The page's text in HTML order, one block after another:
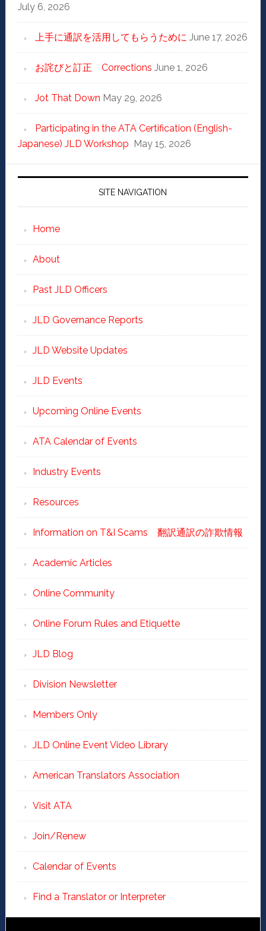
July 6, 2026
上手に通訳を活用してもらうために June 17, 2026
お詫びと訂正 Corrections June 1, 2026
Jot That Down May 29, 2026
Participating in the ATA Certification (English-
Japanese) JLD Workshop
May 15, 2026
SITE NAVIGATION
Home
About
Past JLD Officers
JLD Governance Reports
JLD Website Updates
JLD Events
Upcoming Online Events
ATA Calendar of Events
Industry Events
Resources
Information on T&I Scams 翻訳通訳の詐欺情報
Academic Articles
Online Community
Online Forum Rules and Etiquette
JLD Blog
Division Newsletter
Members Only
JLD Online Event Video Library
American Translators Association
Visit ATA
Join/Renew
Calendar of Events
Find a Translator or Interpreter